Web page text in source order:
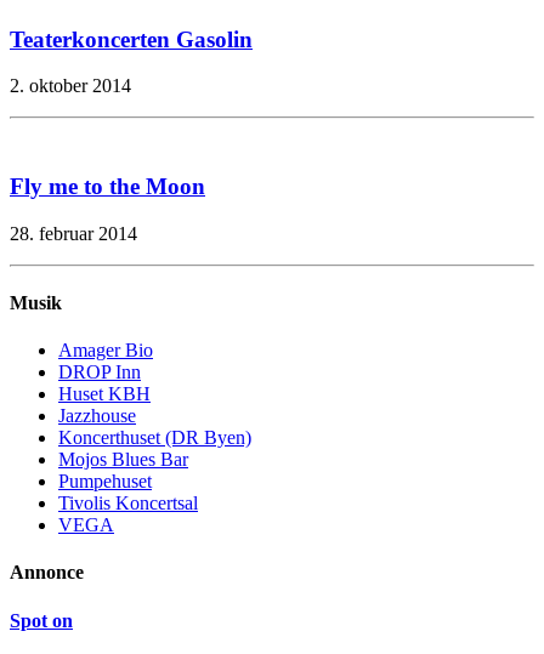
Teaterkoncerten Gasolin
2. oktober 2014
Fly me to the Moon
28. februar 2014
Musik
Amager Bio
DROP Inn
Huset KBH
Jazzhouse
Koncerthuset (DR Byen)
Mojos Blues Bar
Pumpehuset
Tivolis Koncertsal
VEGA
Annonce
Spot on